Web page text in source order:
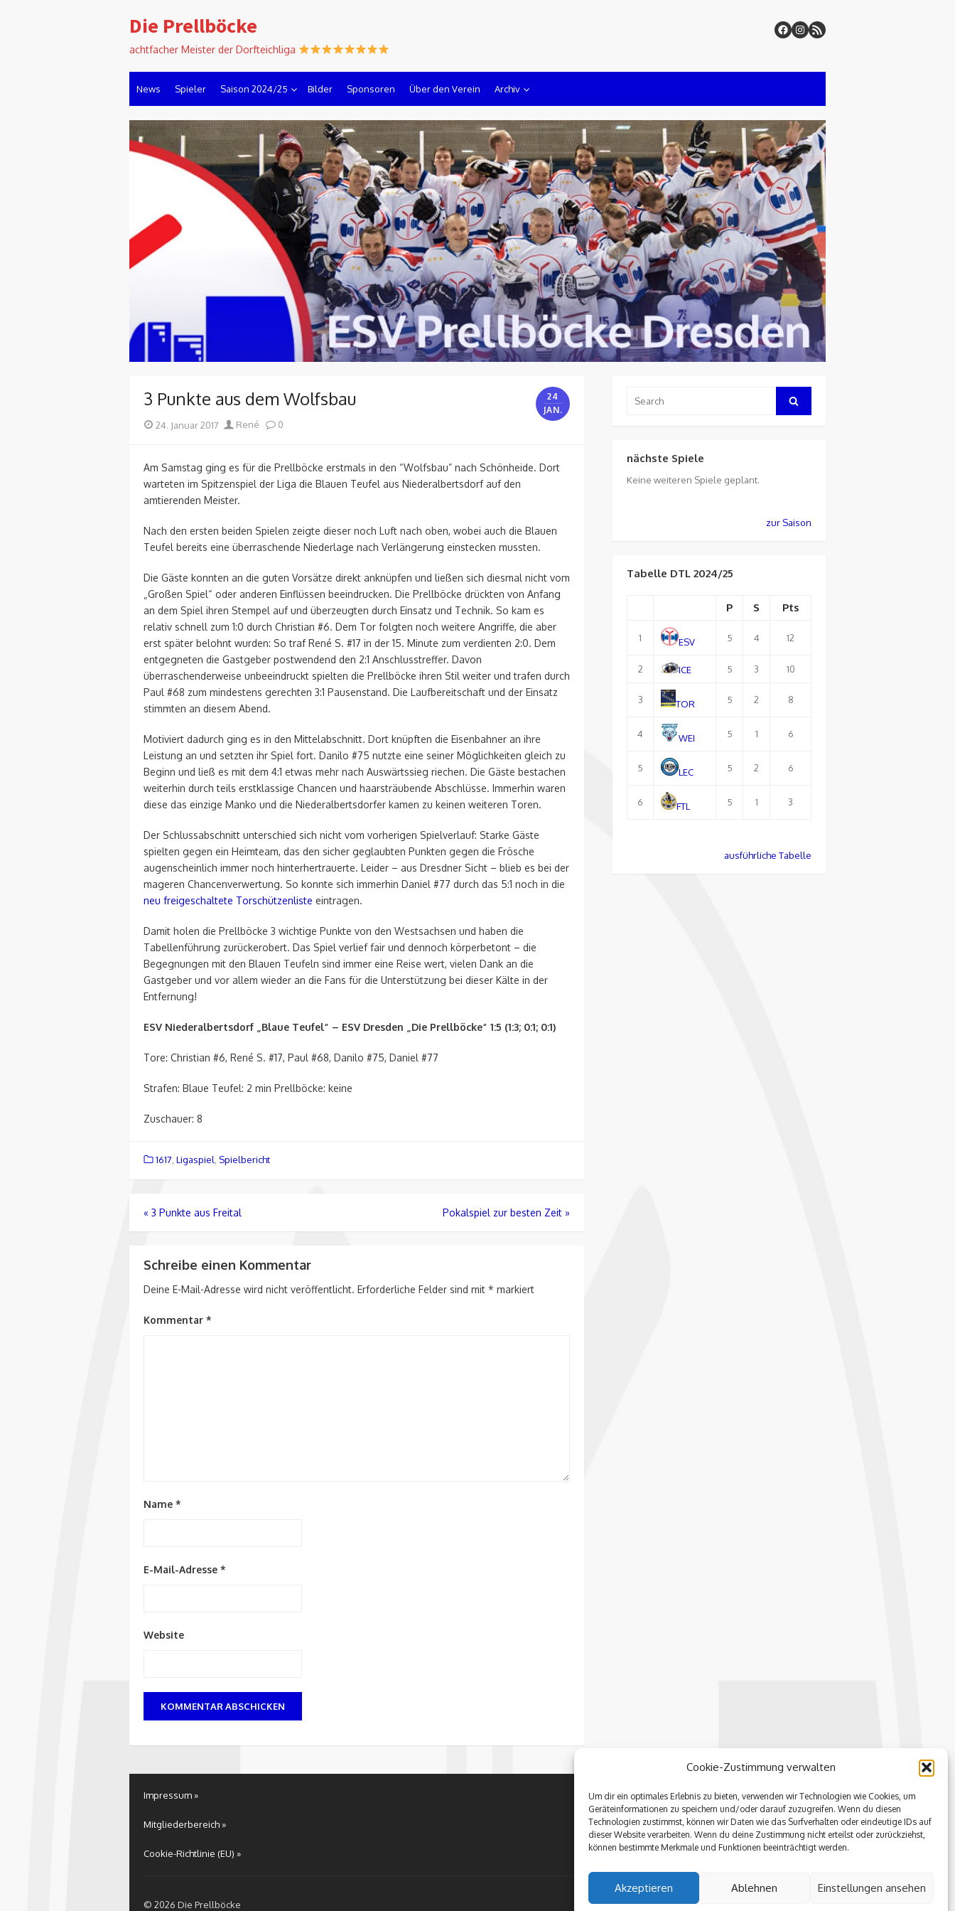
Cookie-Zustimmung verwalten
Um dir ein optimales Erlebnis zu bieten, verwenden wir Technologien wie Cookies, um
Geräteinformationen zu speichern und/oder darauf zuzugreifen. Wenn du diesen
Technologien zustimmst, können wir Daten wie das Surfverhalten oder eindeutige IDs auf
dieser Website verarbeiten. Wenn du deine Zustimmung nicht erteilst oder zurückziehst,
können bestimmte Merkmale und Funktionen beeinträchtigt werden.
Akzeptieren Ablehnen Einstellungen ansehen
to
Die Prellböcke
achtfacher Meister der Dorfteichliga
News Spieler Saison 2024/25 Bilder Sponsoren Über den Verein Archiv
3 Punkte aus dem Wolfsbau
24
JAN.
Posted
24. Januar 2017 Author
René 0
Am Samstag ging es für die Prellböcke erstmals in den “Wolfsbau” nach Schönheide. Dort
warteten im Spitzenspiel der Liga die Blauen Teufel aus Niederalbertsdorf auf den
amtierenden Meister.
Nach den ersten beiden Spielen zeigte dieser noch Luft nach oben, wobei auch die Blauen
Teufel bereits eine überraschende Niederlage nach Verlängerung einstecken mussten.
Die Gäste konnten an die guten Vorsätze direkt anknüpfen und ließen sich diesmal nicht vom
„Großen Spiel“ oder anderen Einflüssen beeindrucken. Die Prellböcke drückten von Anfang
an dem Spiel ihren Stempel auf und überzeugten durch Einsatz und Technik. So kam es
relativ schnell zum 1:0 durch Christian #6. Dem Tor folgten noch weitere Angriffe, die aber
erst später belohnt wurden: So traf René S. #17 in der 15. Minute zum verdienten 2:0. Dem
entgegneten die Gastgeber postwendend den 2:1 Anschlusstreffer. Davon
überraschenderweise unbeeindruckt spielten die Prellböcke ihren Stil weiter und trafen durch
Paul #68 zum mindestens gerechten 3:1 Pausenstand. Die Laufbereitschaft und der Einsatz
stimmten an diesem Abend.
Motiviert dadurch ging es in den Mittelabschnitt. Dort knüpften die Eisenbahner an ihre
Leistung an und setzten ihr Spiel fort. Danilo #75 nutzte eine seiner Möglichkeiten gleich zu
Beginn und ließ es mit dem 4:1 etwas mehr nach Auswärtssieg riechen. Die Gäste bestachen
weiterhin durch teils erstklassige Chancen und haarsträubende Abschlüsse. Immerhin waren
diese das einzige Manko und die Niederalbertsdorfer kamen zu keinen weiteren Toren.
Der Schlussabschnitt unterschied sich nicht vom vorherigen Spielverlauf: Starke Gäste
spielten gegen ein Heimteam, das den sicher geglaubten Punkten gegen die Frösche
augenscheinlich immer noch hinterhertrauerte. Leider – aus Dresdner Sicht – blieb es bei der
mageren Chancenverwertung. So konnte sich immerhin Daniel #77 durch das 5:1 noch in die
neu freigeschaltete Torschützenliste eintragen.
Damit holen die Prellböcke 3 wichtige Punkte von den Westsachsen und haben die
Tabellenführung zurückerobert. Das Spiel verlief fair und dennoch körperbetont – die
Begegnungen mit den Blauen Teufeln sind immer eine Reise wert, vielen Dank an die
Gastgeber und vor allem wieder an die Fans für die Unterstützung bei dieser Kälte in der
Entfernung!
ESV Niederalbertsdorf „Blaue Teufel“ – ESV Dresden „Die Prellböcke“ 1:5 (1:3; 0:1; 0:1)
Tore: Christian #6, René S. #17, Paul #68, Danilo #75, Daniel #77
Strafen: Blaue Teufel: 2 min Prellböcke: keine
Zuschauer: 8
1617 Ligaspiel Spielbericht
Beitragsnavigation
« 3 Punkte aus Freital Pokalspiel zur besten Zeit »
Schreibe einen Kommentar
Deine E-Mail-Adresse wird nicht veröffentlicht. Erforderliche Felder sind mit * markiert
Kommentar *
Name *
E-Mail-Adresse *
Website
for:
Search
nächste Spiele
Keine weiteren Spiele geplant.
zur Saison
Tabelle DTL 2024/25
P S Pts
1 ESV 5 4 12
2 ICE 5 3 10
3 TOR 5 2 8
4 WEI 5 1 6
5 LEC 5 2 6
6 FTL 5 1 3
ausführliche Tabelle
Impressum »
Mitgliederbereich »
Cookie-Richtlinie (EU) »
© 2026 Die Prellböcke